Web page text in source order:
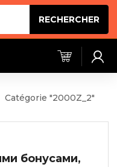
RECHERCHER
Catégorie "2000Z_2"
бонусами,